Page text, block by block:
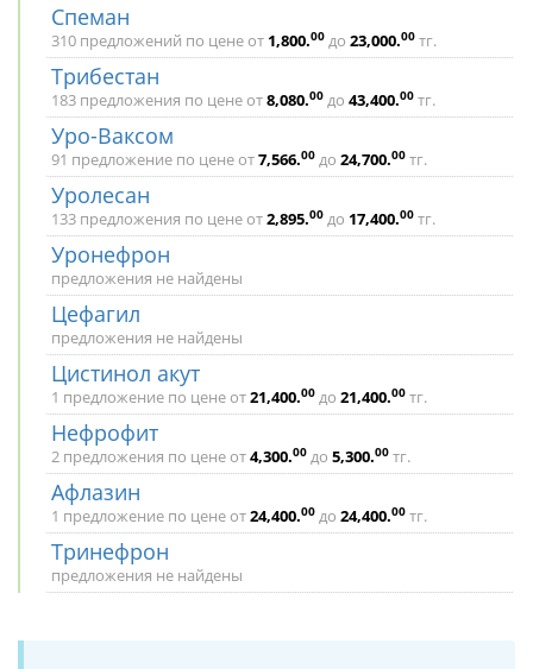
Спеман
310 предложений по цене от 1,800.00 до 23,000.00 тг.
Трибестан
183 предложения по цене от8,080.00 до 43,400.00 тг.
Уро-Ваксом
91 предложение по цене от7,566.00 до 24,700.00 тг.
Уролесан
133 предложения по цене от2,895.00 до 17,400.00 тг.
Уронефрон
предложения не найдены
Цефагил
предложения не найдены
Цистинол акут
1 предложение по цене от21,400.00 до 21,400.00 тг.
Нефрофит
2 предложения по цене от4,300.00 до 5,300.00 тг.
Афлазин
1 предложение по цене от24,400.00 до 24,400.00 тг.
Тринефрон
предложения не найдены